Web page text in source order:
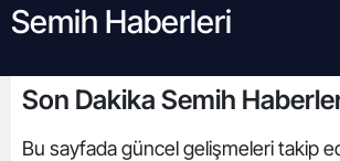
Semih Haberleri
Son Dakika Semih
Bu sayfada güncel gelişmeleri takip